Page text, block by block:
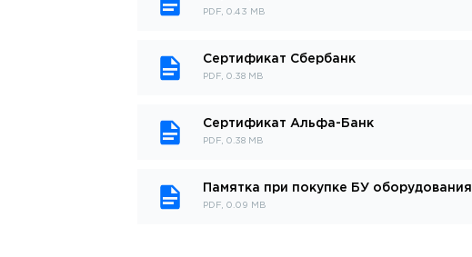
PDF, 0.43 MB
Сертификат Сбербанк
PDF, 0.38 MB
Сертификат Альфа-Банк
PDF, 0.38 MB
Памятка при покупке БУ оборудования
PDF, 0.09 MB